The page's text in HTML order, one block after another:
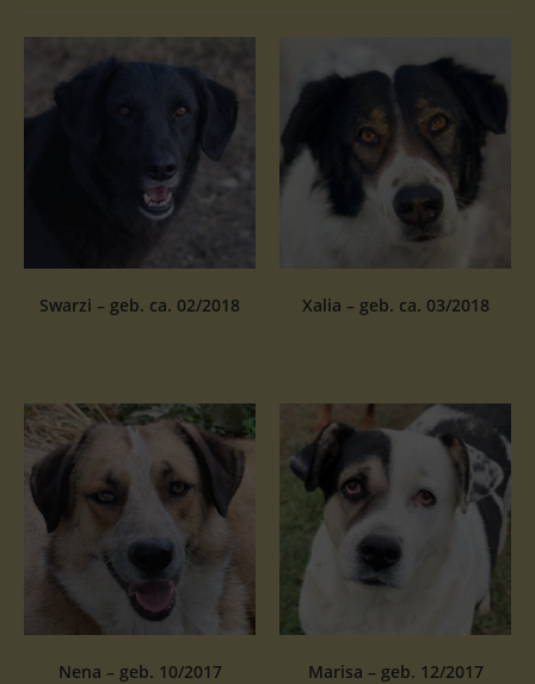
Swarzi – geb. ca. 02/2018 Xalia – geb. ca. 03/2018
Nena – geb. 10/2017 Marisa – geb. 12/2017